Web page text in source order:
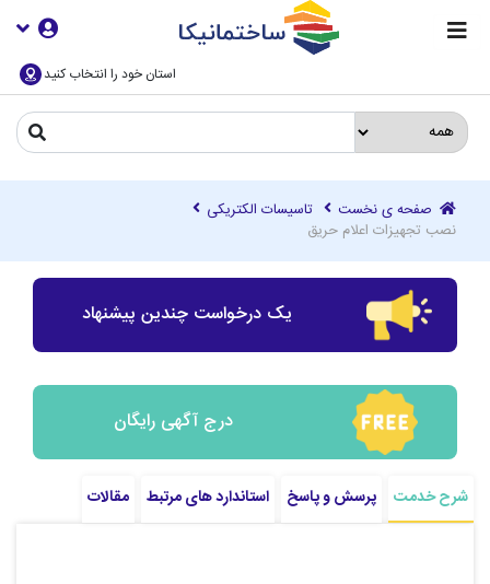
استان خود را انتخاب کنید
صفحه ی نخست
تاسیسات الکتریکی
نصب تجهیزات اعلام حریق
یک درخواست چندین پیشنهاد
درج آگهی رایگان
شرح خدمت پرسش و پاسخ استاندارد های مرتبط مقالات